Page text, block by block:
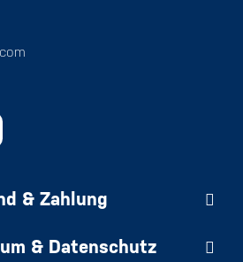
& Zahlung
& Datenschutz